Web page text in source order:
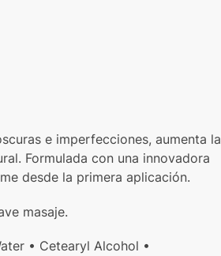
e imperfecciones, aumenta la
Formulada con una innovadora
desde la primera aplicación.
masaje.
• Cetearyl Alcohol •